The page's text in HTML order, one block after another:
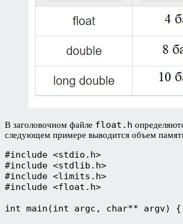
В заголовочном файле float.h
следующем примере выводится объем
#include <stdio.h>
#include <stdlib.h>
#include <limits.h>
#include <float.h>
int main(int argc, char** argv) {